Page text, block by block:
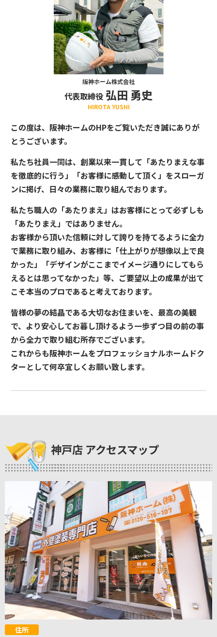
阪神ホーム株式会社
代表取締役 弘田 勇史
HIROTA YUSHI
この度は、阪神ホームのHPをご覧いただき誠にありが
とうございます。
私たち社員一同は、創業以来一貫して「あたりまえな事
を徹底的に行う」「お客様に感動して頂く」をスローガ
ンに掲げ、日々の業務に取り組んでおります。
私たち職人の「あたりまえ」はお客様にとって必ずしも
「あたりまえ」ではありません。
お客様から頂いた信頼に対して誇りを持てるように全力
で業務に取り組み、お客様に「仕上がりが想像以上で良
かった」「デザインがここまでイメージ通りにしてもら
えるとは思ってなかった」等、ご要望以上の成果が出て
こそ本当のプロであると考えております。
皆様の夢の結晶である大切なお住まいを、最高の美観
で、より安心してお暮し頂けるよう一歩ずつ目の前の事
から全力で取り組む所存でございます。
これからも阪神ホームをプロフェッショナルホームドク
ターとして何卒宜しくお願い致します。
神戸店 アクセスマップ
住所